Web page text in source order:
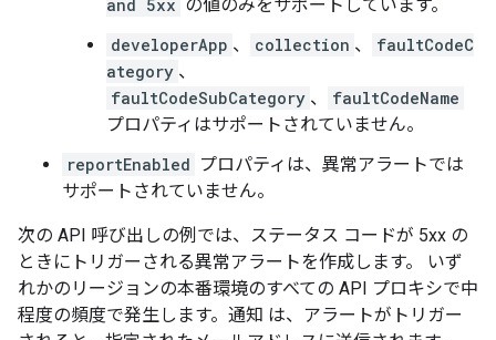
and 5xx の値のみをサポートしています。
developerApp 、 collection 、
faultCodeC
ategory 、
faultCodeSubCategory 、
faultCodeName
プロパティはサポートされていません。
reportEnabled プロパティは、異常アラートでは
サポートされていません。
次の API 呼び出しの例では、ステータス コードが 5xx の
ときにトリガーされる異常アラートを作成します。 いず
れかのリージョンの本番環境のすべての API プロキシで中
程度の頻度で発生します。通知 は、アラートがトリガー